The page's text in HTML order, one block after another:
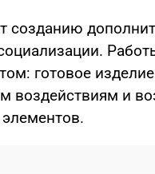
созданию
готовое
воздействиям и